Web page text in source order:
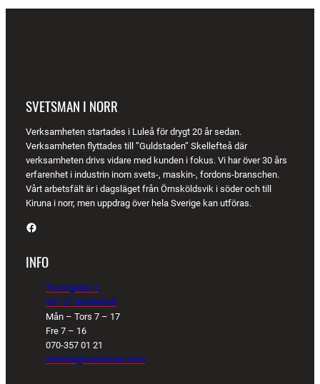
SVETSMAN I NORR
Verksamheten startades i Luleå för drygt 20 år sedan.
Verksamheten flyttades till ”Guldstaden” Skellefteå där
verksamheten drivs vidare med kunden i fokus. Vi har över 30 års
erfarenhet i industrin inom svets-, maskin-, fordons-branschen.
Vårt arbetsfält är i dagsläget från Örnsköldsvik i söder och till
Kiruna i norr, men uppdrag över hela Sverige kan utföras.
Facebook
INFO
Truckgatan 1,
931 27 Skellefteå
Mån – Tors 7 – 17
Fre 7 – 16
070-357 01 21
christer@svetsman.com